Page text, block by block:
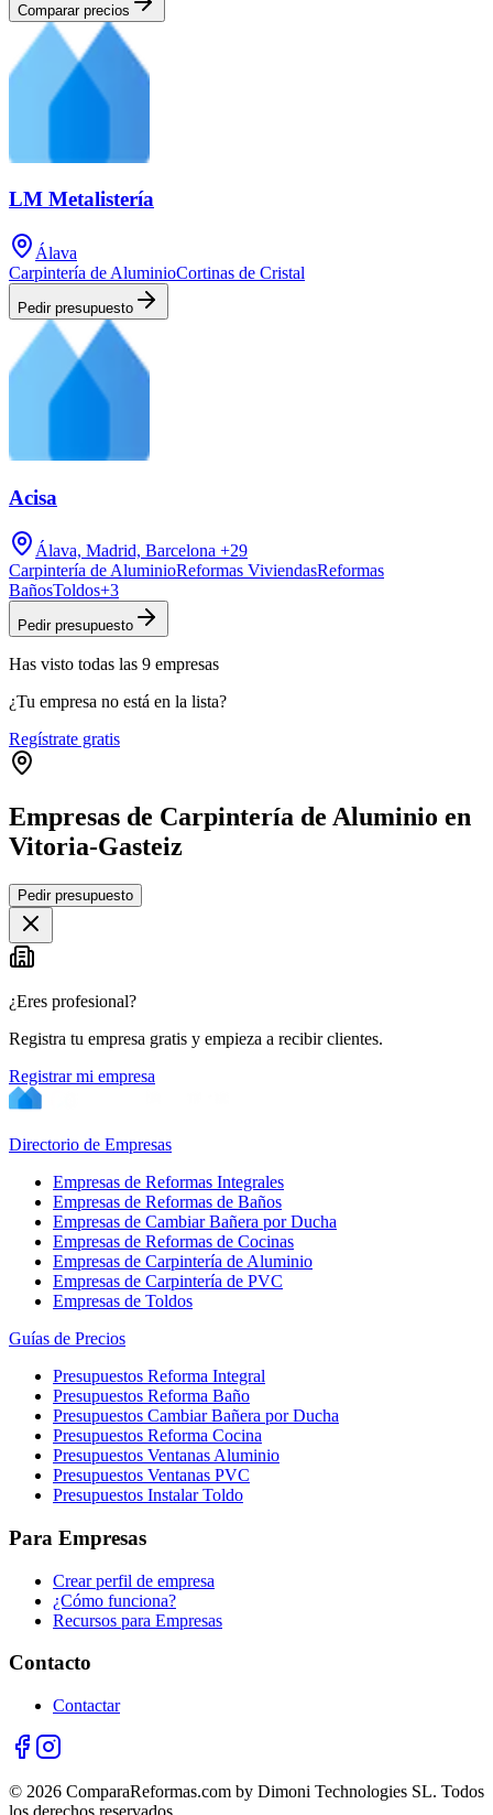
Comparar precios
LM Metalistería
Álava
Carpintería de AluminioCortinas de Cristal
Pedir presupuesto
Acisa
Álava, Madrid, Barcelona +29
Carpintería de AluminioReformas ViviendasReformas
BañosToldos+3
Pedir presupuesto
Has visto todas las 9 empresas
¿Tu empresa no está en la lista?
Regístrate gratis
Empresas de Carpintería de Aluminio en
Vitoria-Gasteiz
+
−
Pedir presupuesto
¿Eres profesional?
Registra tu empresa gratis y empieza a recibir clientes.
Registrar mi empresa
Directorio de Empresas
Empresas de Reformas Integrales
Empresas de Reformas de Baños
Empresas de Cambiar Bañera por Ducha
Empresas de Reformas de Cocinas
Empresas de Carpintería de Aluminio
Empresas de Carpintería de PVC
Empresas de Toldos
Guías de Precios
Presupuestos Reforma Integral
Presupuestos Reforma Baño
Presupuestos Cambiar Bañera por Ducha
Presupuestos Reforma Cocina
Presupuestos Ventanas Aluminio
Presupuestos Ventanas PVC
Presupuestos Instalar Toldo
Para Empresas
Crear perfil de empresa
¿Cómo funciona?
Recursos para Empresas
Contacto
Contactar
© 2026 ComparaReformas.com by Dimoni Technologies SL. Todos
los derechos reservados.